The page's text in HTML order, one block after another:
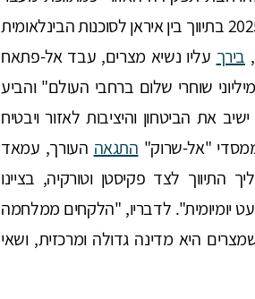
בספטמבר 2025 בתיווך בין איראן לסוכנות הבינלאומית
בירך עליו נשיא מצרים, עבד אל-פתאח
שוחרי שלום ברחבי העולם" והביע
את הביטחון והיציבות לאזור ויבטיח
"אל-שרוק" התגאה העורך, עמאד
התיווך לצד פקיסטן וטורקיה, בציינו
יומיומית". לדבריו, "הלקחים ממלחמה
הוא שמצרים היא מדינה גדולה ומרכזית, ושאי